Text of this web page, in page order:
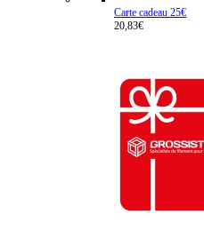
Carte cadeau 25€
20,83€